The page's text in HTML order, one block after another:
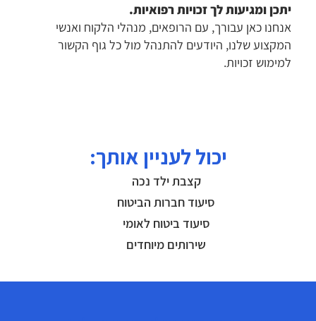
יתכן ומגיעות לך זכויות רפואיות.
אנחנו כאן עבורך, עם הרופאים, מנהלי הלקוח ואנשי
המקצוע שלנו, היודעים להתנהל מול כל גוף הקשור
למימוש זכויות.
יכול לעניין אותך:
קצבת ילד נכה
סיעוד חברות הביטוח
סיעוד ביטוח לאומי
שירותים מיוחדים